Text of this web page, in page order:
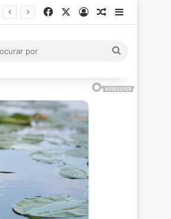
FacebookEntrarArtigoBarra
skin